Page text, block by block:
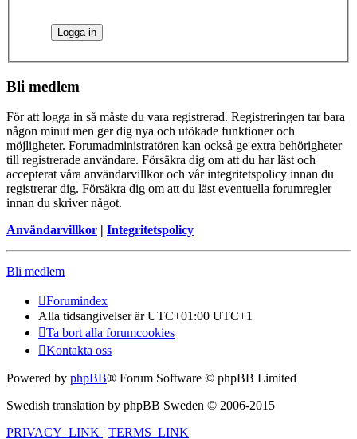
Bli medlem
För att logga in så måste du vara registrerad. Registreringen tar bara
någon minut men ger dig nya och utökade funktioner och
möjligheter. Forumadministratören kan också ge extra behörigheter
till registrerade användare. Försäkra dig om att du har läst och
accepterat våra användarvillkor och vår integritetspolicy innan du
registrerar dig. Försäkra dig om att du läst eventuella forumregler
innan du skriver något.
Användarvillkor | Integritetspolicy
Bli medlem
Forumindex
Alla tidsangivelser är UTC+01:00 UTC+1
Ta bort alla forumcookies
Kontakta oss
Powered by phpBB® Forum Software © phpBB Limited
Swedish translation by phpBB Sweden © 2006-2015
PRIVACY_LINK | TERMS_LINK